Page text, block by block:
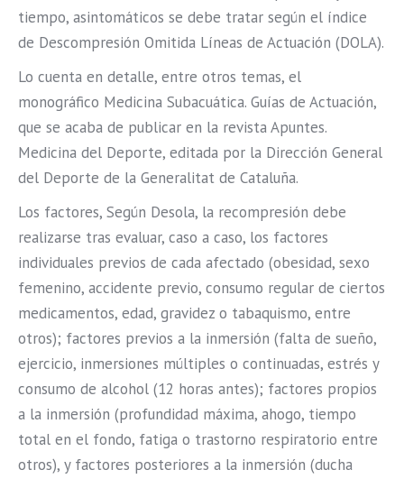
tiempo, asintomáticos se debe tratar según el índice
de Descompresión Omitida Líneas de Actuación (DOLA).
Lo cuenta en detalle, entre otros temas, el
monográfico Medicina Subacuática. Guías de Actuación,
que se acaba de publicar en la revista Apuntes.
Medicina del Deporte, editada por la Dirección General
del Deporte de la Generalitat de Cataluña.
Los factores, Según Desola, la recompresión debe
realizarse tras evaluar, caso a caso, los factores
individuales previos de cada afectado (obesidad, sexo
femenino, accidente previo, consumo regular de ciertos
medicamentos, edad, gravidez o tabaquismo, entre
otros); factores previos a la inmersión (falta de sueño,
ejercicio, inmersiones múltiples o continuadas, estrés y
consumo de alcohol (12 horas antes); factores propios
a la inmersión (profundidad máxima, ahogo, tiempo
total en el fondo, fatiga o trastorno respiratorio entre
otros), y factores posteriores a la inmersión (ducha